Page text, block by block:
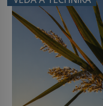
konstrukce není z
poplatníky stojí
zvládnou jen
Název: Columbia